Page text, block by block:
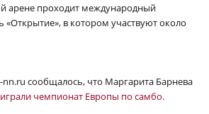
арене проходит международный
в котором участвуют около
nn.ru сообщалось, что Маргарита Барнева
чемпионат Европы по самбо.